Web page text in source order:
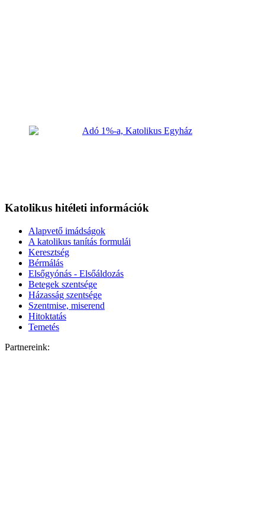
Katolikus hitéleti információk
Alapvető imádságok
A katolikus tanítás formulái
Keresztség
Bérmálás
Elsőgyónás - Elsőáldozás
Betegek szentsége
Házasság szentsége
Szentmise, miserend
Hitoktatás
Temetés
Partnereink: